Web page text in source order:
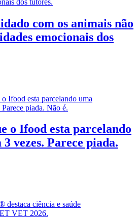
com os animais não
emocionais dos
o Ifood esta parcelando
vezes. Parece piada.